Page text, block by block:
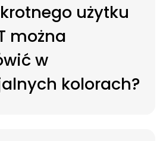
użytku
można
w
kolorach?